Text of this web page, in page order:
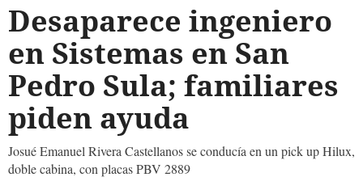
Desaparece ingeniero
en Sistemas en San
Pedro Sula; familiares
piden ayuda
Josué Emanuel Rivera Castellanos se conducía en un pick up Hilux,
doble cabina, con placas PBV 2889